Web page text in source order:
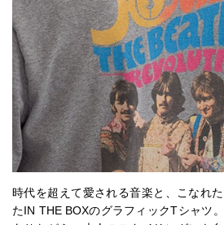
時代を超えて愛される音楽と、こなれ
たIN THE BOXのグラフィックTシャツ